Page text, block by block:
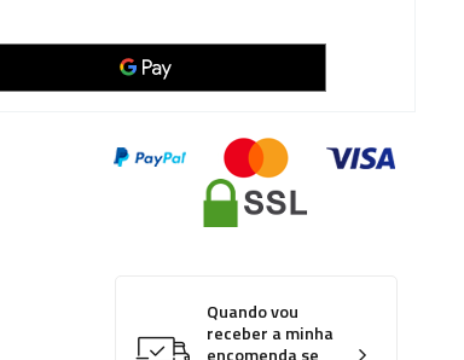
Quando vou
receber a minha